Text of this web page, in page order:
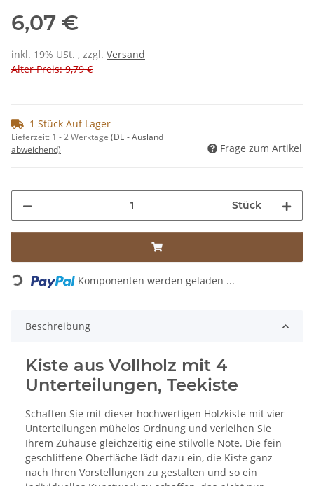
6,07 €
inkl. 19% USt. , zzgl. Versand
Alter Preis: 9,79 €
1 Stück Auf Lager
Lieferzeit: 1 - 2 Werktage (DE - Ausland
abweichend)
Frage zum Artikel
Stück
Loading... Komponenten werden geladen ...
Beschreibung
Kiste aus Vollholz mit 4
Unterteilungen, Teekiste
Schaffen Sie mit dieser hochwertigen Holzkiste mit vier
Unterteilungen mühelos Ordnung und verleihen Sie
Ihrem Zuhause gleichzeitig eine stilvolle Note. Die fein
geschliffene Oberfläche lädt dazu ein, die Kiste ganz
nach Ihren Vorstellungen zu gestalten und so ein